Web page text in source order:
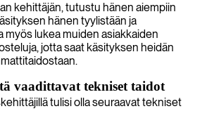
kehittäjän, tutustu hänen aiempiin
hänen tyylistään ja
myös lukea muiden asiakkaiden
jotta saat käsityksen heidän
vaadittavat tekniset taidot
tulisi olla seuraavat tekniset